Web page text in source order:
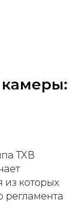
ТХВ
из которых
регламента